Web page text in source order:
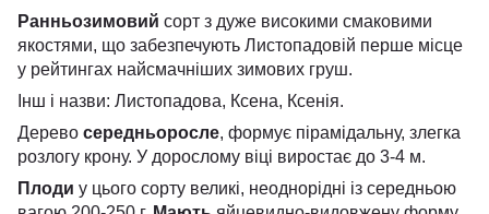
Ранньозимовий сорт з дуже високими смаковими
якостями, що забезпечують Листопадовій перше місце
у рейтингах найсмачніших зимових груш.
Інш і назви: Листопадова, Ксена, Ксенія.
Дерево середньоросле, формує пірамідальну, злегка
розлогу крону. У дорослому віці виростає до 3-4 м.
Плоди у цього сорту великі, неоднорідні із середньою